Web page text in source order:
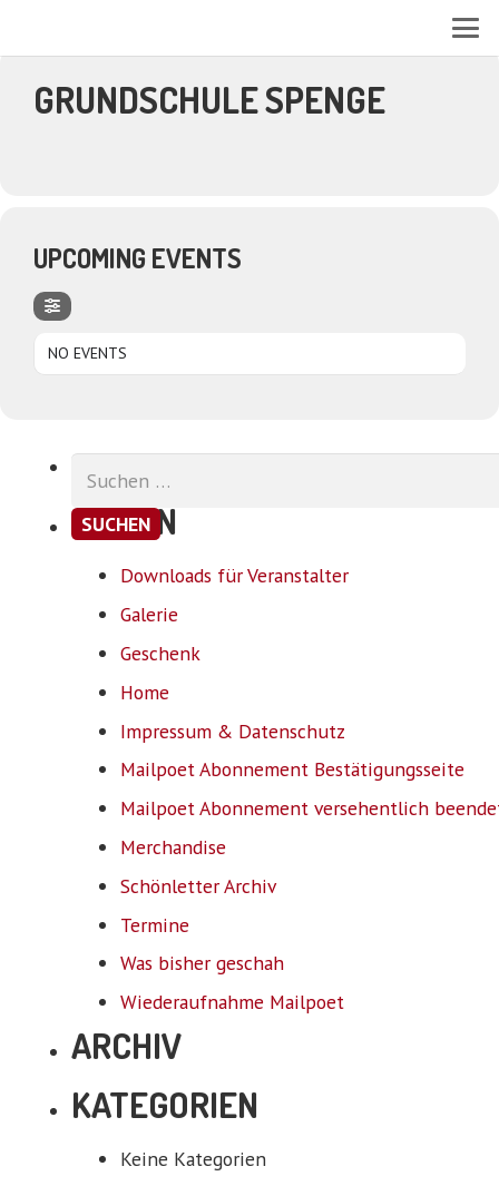
GRUNDSCHULE SPENGE
UPCOMING EVENTS
NO EVENTS
nach:
SEITEN
Downloads für Veranstalter
Galerie
Geschenk
Home
Impressum & Datenschutz
Mailpoet Abonnement Bestätigungsseite
Mailpoet Abonnement versehentlich
Merchandise
Schönletter Archiv
Termine
Was bisher geschah
Wiederaufnahme Mailpoet
ARCHIV
KATEGORIEN
Keine Kategorien